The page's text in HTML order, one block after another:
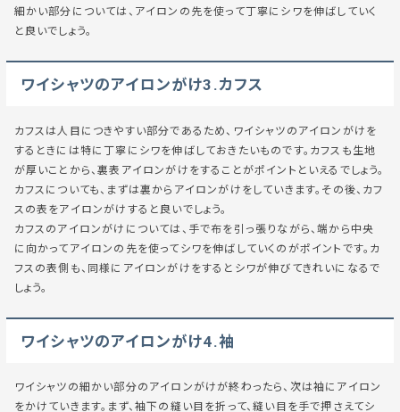
細かい部分については、アイロンの先を使って丁寧にシワを伸ばしていく
と良いでしょう。
ワイシャツのアイロンがけ3.カフス
カフスは人目につきやすい部分であるため、ワイシャツのアイロンがけを
するときには特に丁寧にシワを伸ばしておきたいものです。カフスも生地
が厚いことから、裏表アイロンがけをすることがポイントといえるでしょう。
カフスについても、まずは裏からアイロンがけをしていきます。その後、カフ
スの表をアイロンがけすると良いでしょう。
カフスのアイロンがけについては、手で布を引っ張りながら、端から中央
に向かってアイロンの先を使ってシワを伸ばしていくのがポイントです。カ
フスの表側も、同様にアイロンがけをするとシワが伸びてきれいになるで
しょう。
ワイシャツのアイロンがけ4.袖
ワイシャツの細かい部分のアイロンがけが終わったら、次は袖にアイロン
をかけていきます。まず、袖下の縫い目を折って、縫い目を手で押さえてシ